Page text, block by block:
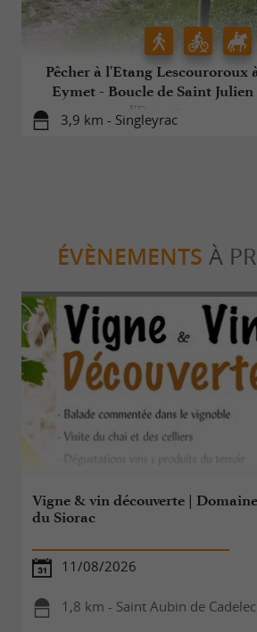
Pêcher à l'Etang Lescouroroux
Eymet - Boucle de Saint Julien
d'Eymet
3,9 km - Singleyrac
ÉVÈNEMENTS À
Vigne & vin découverte | Domaine
du Siorac
11/08/2026
1,8 km - Saint Aubin de